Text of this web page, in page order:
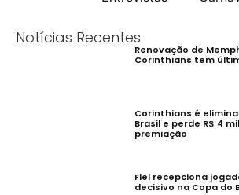
Notícias Recentes
Renovação de
Corinthians tem
Corinthians é
Brasil e perde R$ 4
premiação
Fiel recepciona
decisivo na Copa do